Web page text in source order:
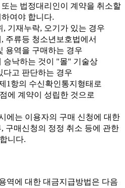
는 법정대리인이 계약을 취소할
여야 합니다.
, 기재누락, 오기가 있는 경우
주류등 청소년보호법에서
용역을 구매하는 경우
승낙하는 것이 "몰" 기술상
다고 판단하는 경우
1항의 수신확인통지형태로
에 계약이 성립한 것으로
에는 이용자의 구매 신청에 대한
구매신청의 정정 취소 등에 관한
니다.
역에 대한 대금지급방법은 다음